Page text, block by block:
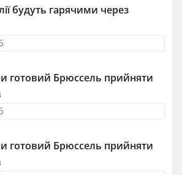
будуть гарячими через
готовий Брюссель прийняти
готовий Брюссель прийняти